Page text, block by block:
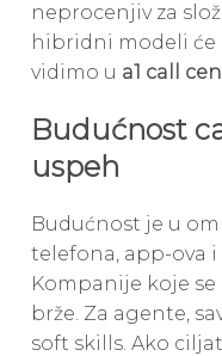
neprocenjiv za
hibridni modeli će
vidimo u a1 call
Budućnost
uspeh
Budućnost je u
telefona, app-ova
Kompanije koje se
brže. Za agente,
soft skills. Ako